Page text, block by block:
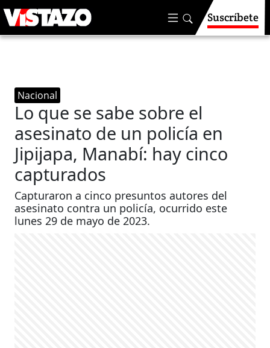
Suscríbete
Nacional
Lo que se sabe sobre el
asesinato de un policía en
Jipijapa, Manabí: hay cinco
capturados
Capturaron a cinco presuntos autores del
asesinato contra un policía, ocurrido este
lunes 29 de mayo de 2023.